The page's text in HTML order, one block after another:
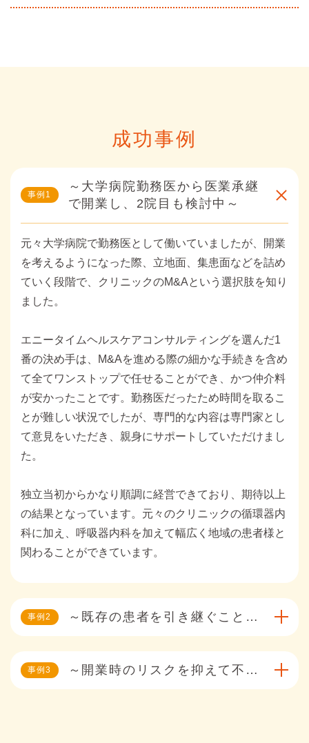
成功事例
事例
～大学病院勤務医から医業承継
で開業し、2院目も検討中～
元々大学病院で勤務医として働いていましたが、開業
を考えるようになった際、立地面、集患面などを詰め
ていく段階で、クリニックのM&Aという選択肢を知り
ました。
エニータイムヘルスケアコンサルティングを選んだ1
番の決め手は、M&Aを進める際の細かな手続きを含め
て全てワンストップで任せることができ、かつ仲介料
が安かったことです。勤務医だったため時間を取るこ
とが難しい状況でしたが、専門的な内容は専門家とし
て意見をいただき、親身にサポートしていただけまし
た。
独立当初からかなり順調に経営できており、期待以上
の結果となっています。元々のクリニックの循環器内
科に加え、呼吸器内科を加えて幅広く地域の患者様と
関わることができています。
事例 ～既存の患者を引き継ぐことで収益見込みが立ち、開業資金借り入れに成功～
事例 ～開業時のリスクを抑えて不安なく独立開業を実現～